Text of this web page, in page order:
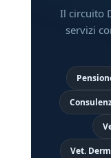
Il circuito
servizi
Vet.